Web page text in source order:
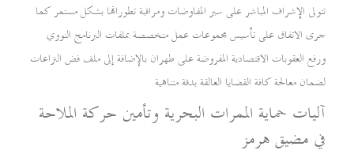
تتولى الإشراف المباشر على سير المفاوضات ومراقبة تطوراتها بشكل مستمر كما
جرى الاتفاق على تأسيس مجموعات عمل متخصصة بملفات البرنامج النووي
ورفع العقوبات الاقتصادية المفروضة على طهران بالإضافة إلى ملف فض النزاعات
لضمان معالجة كافة القضايا العالقة بدقة متناهية
آليات حماية الممرات البحرية وتأمين حركة الملاحة
في مضيق هرمز